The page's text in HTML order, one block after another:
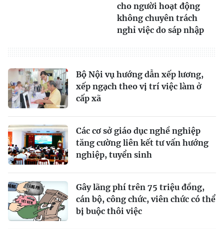
cho người hoạt động
không chuyên trách
nghỉ việc do sáp nhập
Bộ Nội vụ hướng dẫn xếp lương,
xếp ngạch theo vị trí việc làm ở
cấp xã
Các cơ sở giáo dục nghề nghiệp
tăng cường liên kết tư vấn hướng
nghiệp, tuyển sinh
Gây lãng phí trên 75 triệu đồng,
cán bộ, công chức, viên chức có thể
bị buộc thôi việc